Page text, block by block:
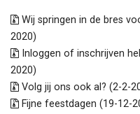
Wij springen in de bres
2020)
Inloggen of inschrijven
2020)
Volg jij ons ook al? (2-2-
Fijne feestdagen (19-12-